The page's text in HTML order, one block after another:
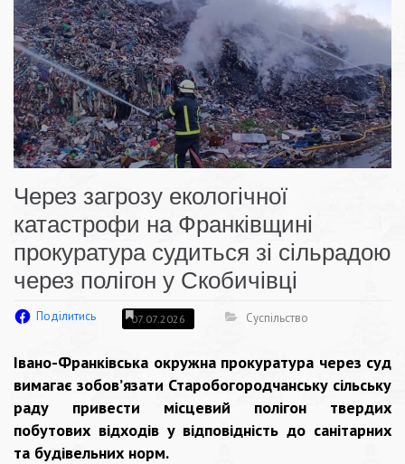
Через загрозу екологічної
катастрофи на Франківщині
прокуратура судиться зі сільрадою
через полігон у Скобичівці
Поділитись 07.07.2026 Суспільство
Івано-Франківська окружна прокуратура через суд
вимагає зобов’язати Старобогородчанську сільську
раду привести місцевий полігон твердих
побутових відходів у відповідність до санітарних
та будівельних норм.